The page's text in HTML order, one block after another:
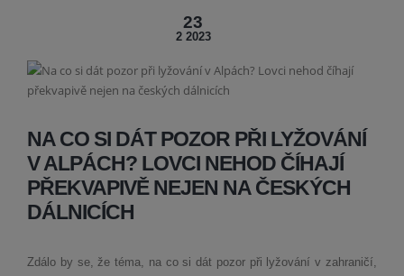
23
2 2023
NA CO SI DÁT POZOR PŘI LYŽOVÁNÍ
V ALPÁCH? LOVCI NEHOD ČÍHAJÍ
PŘEKVAPIVĚ NEJEN NA ČESKÝCH
DÁLNICÍCH
Zdálo by se, že téma, na co si dát pozor při lyžování v zahraničí,